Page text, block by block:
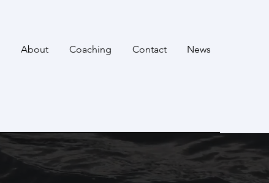
About Coaching Contact News